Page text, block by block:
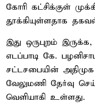
கோரி கட்சிக்குள்
தூக்கியுள்ளதாக
இது ஒருபுறம்
எடப்பாடி கே.
சட்டசபையின்
வேலுமணி தேர்வு
வெளியாகி உள்ளது.